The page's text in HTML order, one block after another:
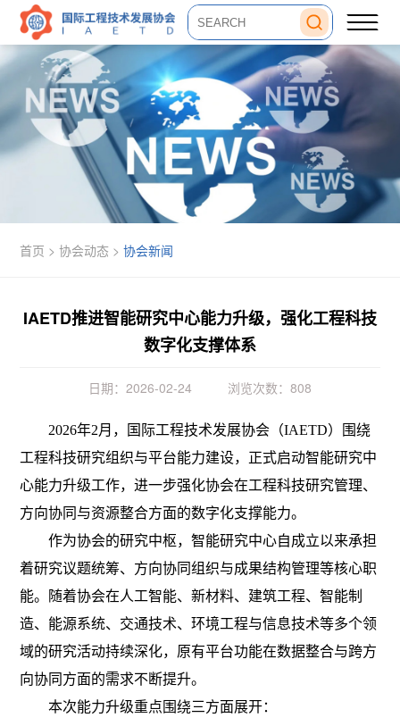
首页 > 协会动态 >协会新闻
IAETD推进智能研究中心能力升级，强化工程科技
数字化支撑体系
日期：2026-02-24 浏览次数：808
2026年2月，国际工程技术发展协会（IAETD）围绕
工程科技研究组织与平台能力建设，正式启动智能研究中
心能力升级工作，进一步强化协会在工程科技研究管理、
方向协同与资源整合方面的数字化支撑能力。
作为协会的研究中枢，智能研究中心自成立以来承担
着研究议题统筹、方向协同组织与成果结构管理等核心职
能。随着协会在人工智能、新材料、建筑工程、智能制
造、能源系统、交通技术、环境工程与信息技术等多个领
域的研究活动持续深化，原有平台功能在数据整合与跨方
向协同方面的需求不断提升。
本次能力升级重点围绕三方面展开：